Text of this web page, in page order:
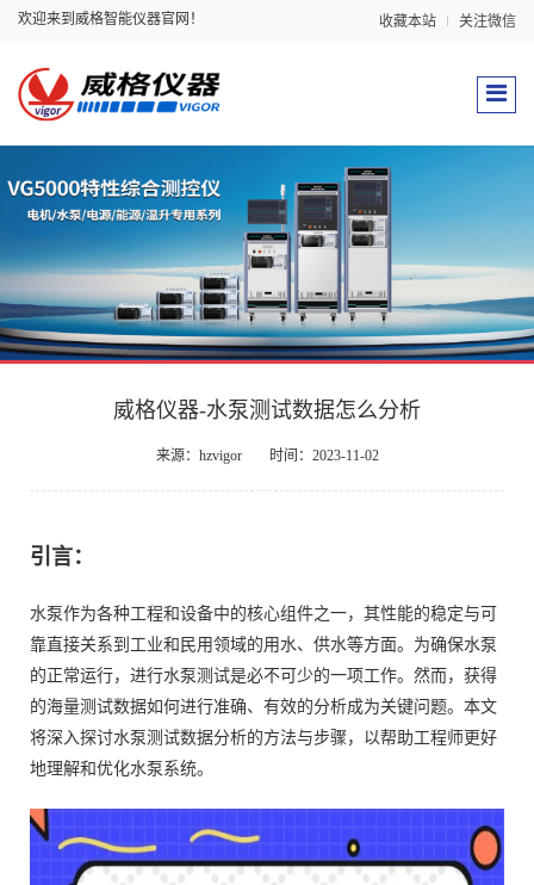
欢迎来到威格智能仪器官网！ 收藏本站 关注微信
威格仪器-水泵测试数据怎么分析
来源：hzvigor 时间：2023-11-02
引言：
水泵作为各种工程和设备中的核心组件之一，其性能的稳定与可
靠直接关系到工业和民用领域的用水、供水等方面。为确保水泵
的正常运行，进行水泵测试是必不可少的一项工作。然而，获得
的海量测试数据如何进行准确、有效的分析成为关键问题。本文
将深入探讨水泵测试数据分析的方法与步骤，以帮助工程师更好
地理解和优化水泵系统。